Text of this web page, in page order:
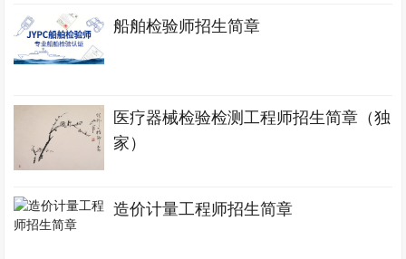
船舶检验师招生简章
医疗器械检验检测工程师招生简章（独
家）
造价计量工程师招生简章